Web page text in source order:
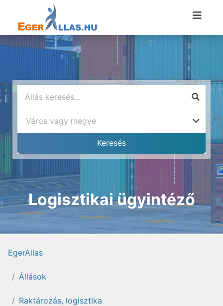
Logisztikai ügyintéző
EgerAllas
Állások
Raktározás, logisztika